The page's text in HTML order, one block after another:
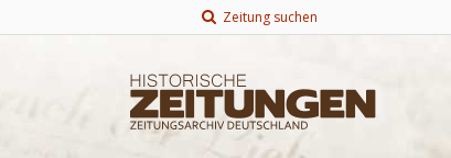
Zeitung suchen